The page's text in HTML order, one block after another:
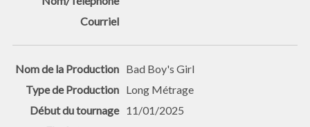
Bad Boy's Girl
Long Métrage
11/01/2025